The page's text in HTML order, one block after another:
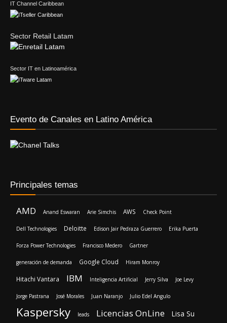
IT Channel Caribbean
Sector Retail Latam
Sector IT en Latinoamérica
Evento de Canales en Latino América
Principales temas
AMD Anand Eswaran Arie Simchis AWS Check Point
Dell Technologies Deloitte Edison Jair Pedraza Guerrero Erika Puerta
Forza Power Technologies Francisco Medero Gartner
generación de demanda Google Cloud Hiram Monroy
Hitachi Vantara IBM Inteligencia Artificial Jerry Silva Joe Levy
Jorge Pastrana José Morales Juan Naranjo Julio Edel Angulo
Kaspersky leads Licencias OnLine Lisa Su